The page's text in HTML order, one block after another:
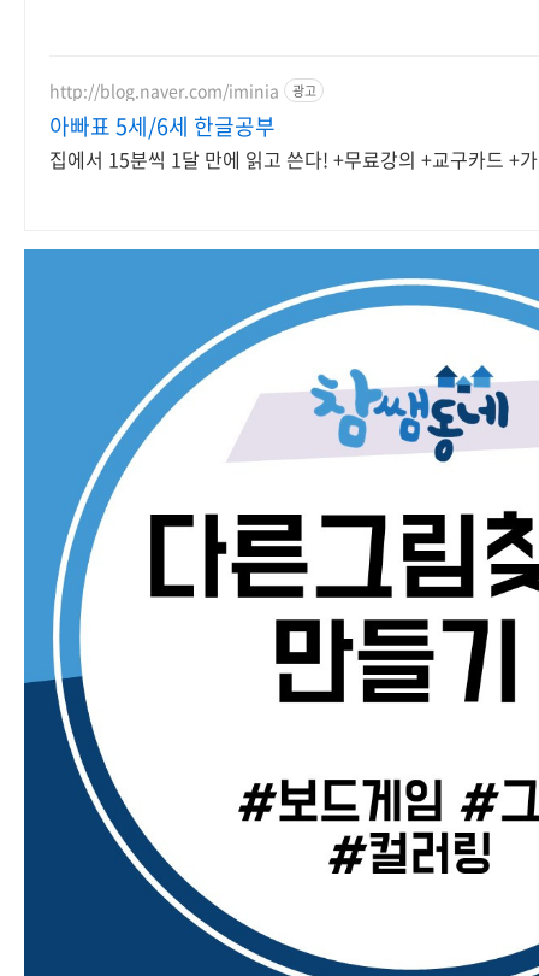
http://blog.naver.com/iminia 광고
아빠표 5세/6세 한글공부
집에서 15분씩 1달 만에 읽고 쓴다! +무료강의 +교구카드 +